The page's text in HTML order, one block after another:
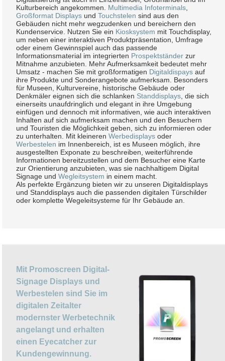
Kulturbereich angekommen.
Multimedia Infoterminals
Großformat Displays und Touchstelen sind aus den
Gebäuden nicht mehr wegzudenken und bereichern den
Kundenservice. Nutzen Sie ein Kiosksystem mit Touchdisplay,
um neben einer interaktiven Produktpräsentation, Umfrage
oder einem Gewinnspiel auch das passende
Informationsmaterial im integrierten Prospektständer zur
Mitnahme anzubieten. Mehr Aufmerksamkeit bedeutet mehr
Umsatz - machen Sie mit großformatigen Digitaldispays auf
ihre Produkte und Sonderangebote aufmerksam. Besonders
für Museen, Kulturvereine, historische Gebäude oder
Denkmäler eignen sich die schlanken Standdisplays , die sich
einerseits unaufdringlich und elegant in ihre Umgebung
einfügen und dennoch mit informativen, wie auch interaktiven
Inhalten auf sich aufmerksam machen und den Besuchern
und Touristen die Möglichkeit geben, sich zu informieren oder
zu unterhalten. Mit kleineren Werbedisplays oder
Werbestelen im Innenbereich, ist es Museen möglich, ihre
ausgestellten Exponate zu beschreiben, weiterführende
Informationen bereitzustellen und dem Besucher eine Karte
zur Orientierung anzubieten, was sie nachhaltigem Digital
Signage und Wegleitsystem in einem macht.
Als perfekte Ergänzung bieten wir zu unseren Digitaldisplays
und Standdisplays auch die passenden digitalen Türschilder
oder komplette Wegeleitsysteme für Ihr Gebäude an.
Mit Promoscreen Digital-
Signage Displays und
Werbestelen sind Sie im
digitalen Zeitalter
modernster Werbetechnik
angelangt und erhalten
einen Eyecatcher zur
Kundengewinnung.